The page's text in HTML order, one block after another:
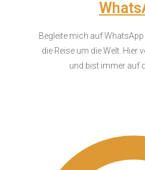
Begleite mich auf
die Reise um die Welt. Hier
und bist immer auf